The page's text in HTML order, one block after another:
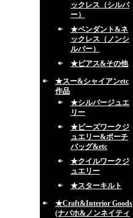
ックレス（シルバ
ー）
★ペンダント&ネ
ックレス（ノンシ
ルバー）
★ピアス&その他
★スー&シャイアンetc
作品
★シルバージュエ
リー
★ビーズワークジ
ュエリー&ポーチ
バッグ&etc
★クイルワークジ
ュエリー
★スターキルト
★Craft&Interior Goods
(ナバホ&ノンネイティ